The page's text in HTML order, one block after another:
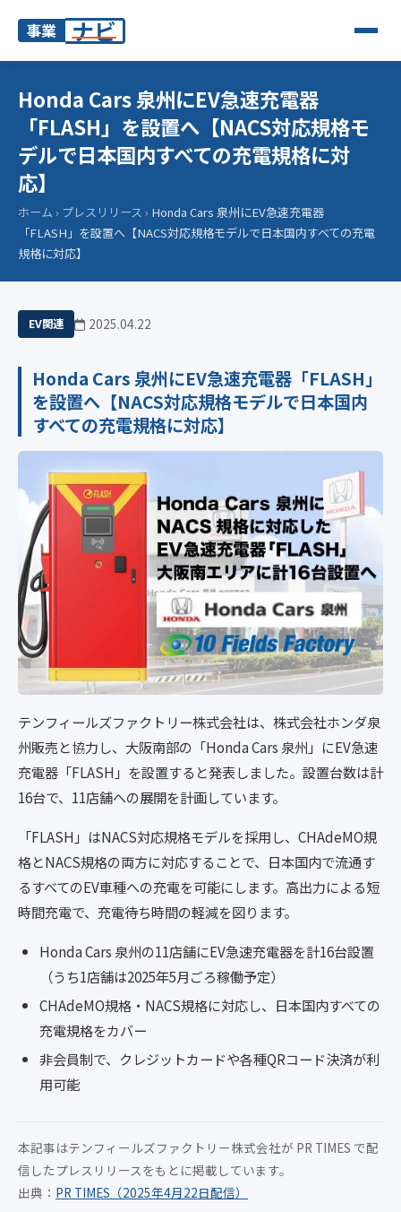
事業 ナビ
Honda Cars 泉州にEV急速充電器
「FLASH」を設置へ【NACS対応規格モ
デルで日本国内すべての充電規格に対
応】
ホーム › プレスリリース › Honda Cars 泉州にEV急速充電器
「FLASH」を設置へ【NACS対応規格モデルで日本国内すべての充電
規格に対応】
EV関連 2025.04.22
Honda Cars 泉州にEV急速充電器「FLASH」
を設置へ【NACS対応規格モデルで日本国内
すべての充電規格に対応】
テンフィールズファクトリー株式会社は、株式会社ホンダ泉
州販売と協力し、大阪南部の「Honda Cars 泉州」にEV急速
充電器「FLASH」を設置すると発表しました。設置台数は計
16台で、11店舗への展開を計画しています。
「FLASH」はNACS対応規格モデルを採用し、CHAdeMO規
格とNACS規格の両方に対応することで、日本国内で流通す
るすべてのEV車種への充電を可能にします。高出力による短
時間充電で、充電待ち時間の軽減を図ります。
Honda Cars 泉州の11店舗にEV急速充電器を計16台設置
（うち1店舗は2025年5月ごろ稼働予定）
CHAdeMO規格・NACS規格に対応し、日本国内すべての
充電規格をカバー
非会員制で、クレジットカードや各種QRコード決済が利
用可能
本記事はテンフィールズファクトリー株式会社が PR TIMES で配
信したプレスリリースをもとに掲載しています。
出典： PR TIMES（2025年4月22日配信）